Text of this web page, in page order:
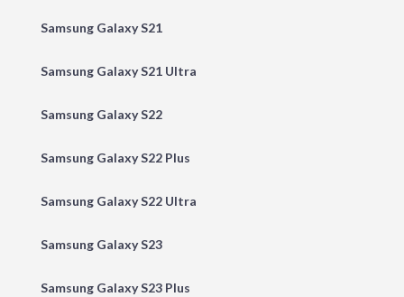
Samsung Galaxy S21
Samsung Galaxy S21 Ultra
Samsung Galaxy S22
Samsung Galaxy S22 Plus
Samsung Galaxy S22 Ultra
Samsung Galaxy S23
Samsung Galaxy S23 Plus